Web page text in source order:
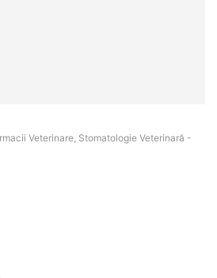
Veterinare, Stomatologie Veterinară -